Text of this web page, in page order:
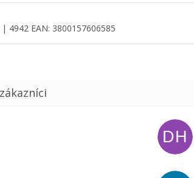
| 4942 EAN: 3800157606585
je 5 z 5 hviezdičiek. DH